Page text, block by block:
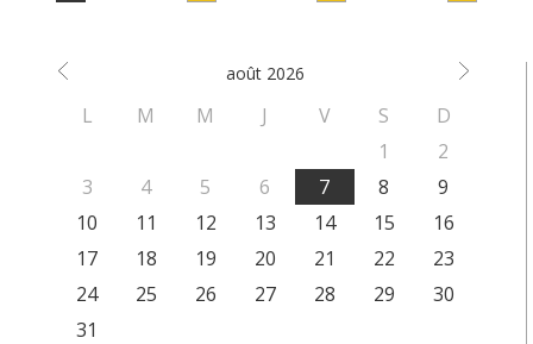
août 2026
L M M J V S
D
1
2
3
4 5 6 7 8
9
10
11 12 13 14 15
16
17
18 19 20 21 22
23
24
25 26 27 28 29
30
31